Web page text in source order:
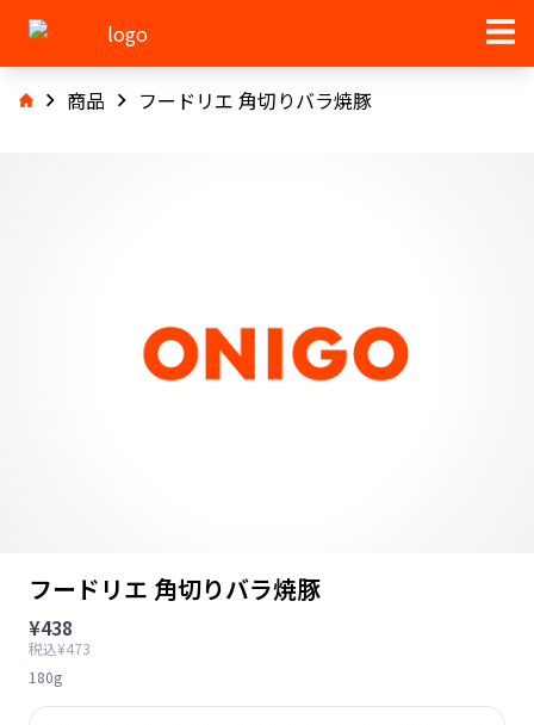
商品 フードリエ 角切りバラ焼豚
フードリエ 角切りバラ焼豚
¥438
税込¥473
180g